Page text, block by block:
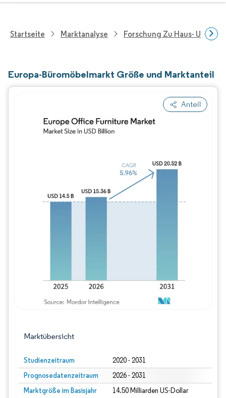
Startseite Marktanalyse Forschung Zu Haus- Und
Europa-Büromöbelmarkt Größe und Marktanteil
Anteil
Marktübersicht
Studienzeitraum 2020 - 2031
Prognosedatenzeitraum 2026 - 2031
Marktgröße im Basisjahr
14.50 Milliarden US-Dollar